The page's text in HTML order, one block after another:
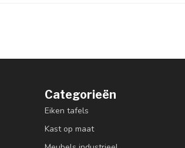
Categorieën
Eiken tafels
Kast op maat